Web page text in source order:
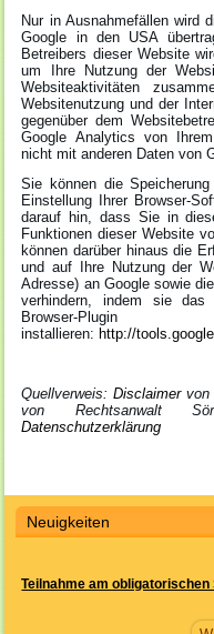
Nur in Ausnahmefällen wird
Google in den USA
Betreibers dieser Website
um Ihre Nutzung der
Websiteaktivitäten
Websitenutzung und der
gegenüber dem
Google Analytics von
nicht mit anderen Daten von
Sie können die
Einstellung Ihrer Browser-
darauf hin, dass Sie in
Funktionen dieser Website
können darüber hinaus die
und auf Ihre Nutzung der
Adresse) an Google sowie
verhindern, indem sie das
Browser-
installieren: http://
Quellverweis:Disclaimervon
von Rechtsanwalt
Datenschutzerklärung
Neuigkeiten
Teilnahme am